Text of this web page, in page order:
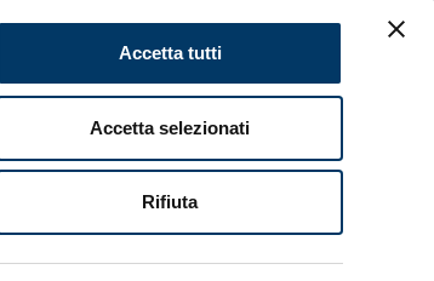
Accetta tutti
Accetta selezionati
Rifiuta